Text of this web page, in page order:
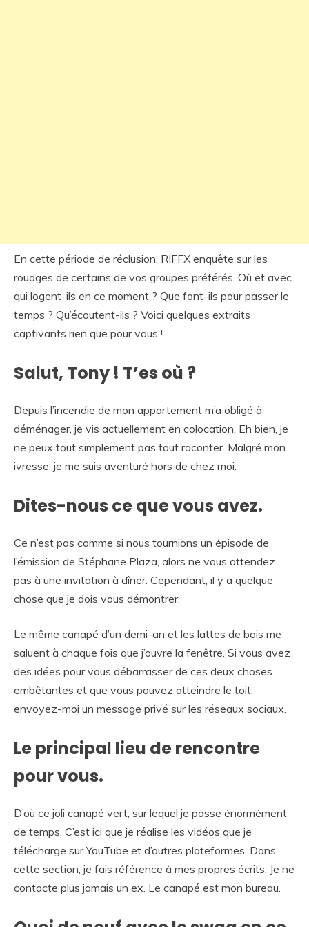
En cette période de réclusion, RIFFX enquête sur les
rouages de certains de vos groupes préférés. Où et avec
qui logent-ils en ce moment ? Que font-ils pour passer le
temps ? Qu’écoutent-ils ? Voici quelques extraits
captivants rien que pour vous !
Salut, Tony ! T’es où ?
Depuis l’incendie de mon appartement m’a obligé à
déménager, je vis actuellement en colocation. Eh bien, je
ne peux tout simplement pas tout raconter. Malgré mon
ivresse, je me suis aventuré hors de chez moi.
Dites-nous ce que vous avez.
Ce n’est pas comme si nous tournions un épisode de
l’émission de Stéphane Plaza, alors ne vous attendez
pas à une invitation à dîner. Cependant, il y a quelque
chose que je dois vous démontrer.
Le même canapé d’un demi-an et les lattes de bois me
saluent à chaque fois que j’ouvre la fenêtre. Si vous avez
des idées pour vous débarrasser de ces deux choses
embêtantes et que vous pouvez atteindre le toit,
envoyez-moi un message privé sur les réseaux sociaux.
Le principal lieu de rencontre
pour vous.
D’où ce joli canapé vert, sur lequel je passe énormément
de temps. C’est ici que je réalise les vidéos que je
télécharge sur YouTube et d’autres plateformes. Dans
cette section, je fais référence à mes propres écrits. Je ne
contacte plus jamais un ex. Le canapé est mon bureau.